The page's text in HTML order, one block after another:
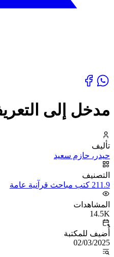
مدخل إلى
تأليف
حيدر، حازم سعيد
التصنيف
211.9 كتب مباحث قرآنية عامة
المشاهدات
14.5K
أُضيف للمكتبة
02/03/2025